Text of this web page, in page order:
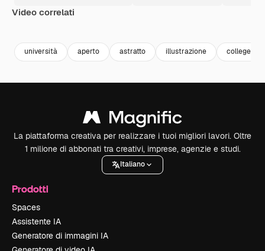
Video correlati
università aperto astratto illustrazione college
La piattaforma creativa per realizzare i tuoi migliori lavori. Oltre
1 milione di abbonati tra creativi, imprese, agenzie e studi.
Italiano
Prodotti
Spaces
Assistente IA
Generatore di immagini IA